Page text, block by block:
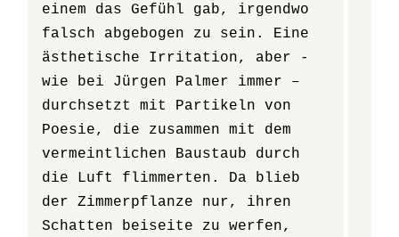
einem das Gefühl gab, irgendwo
falsch abgebogen zu sein. Eine
ästhetische Irritation, aber -
wie bei Jürgen Palmer immer –
durchsetzt mit Partikeln von
Poesie, die zusammen mit dem
vermeintlichen Baustaub durch
die Luft flimmerten. Da blieb
der Zimmerpflanze nur, ihren
Schatten beiseite zu werfen,